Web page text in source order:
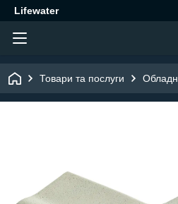
Lifewater
Товари та послуги